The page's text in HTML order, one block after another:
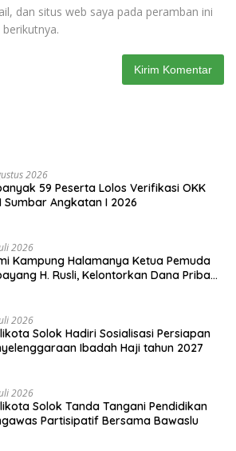
dan situs web saya pada peramban ini
2026
59 Peserta Lolos Verifikasi OKK
Sumbar Angkatan I 2026
2026
Kampung Halamanya Ketua Pemuda
H. Rusli, Kelontorkan Dana Pribadi
2026
Solok Hadiri Sosialisasi Persiapan
Ibadah Haji tahun 2027
2026
Solok Tanda Tangani Pendidikan
Partisipatif Bersama Bawaslu